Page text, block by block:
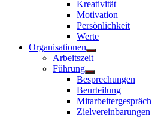
anzeigen
Kreativität
Motivation
Persönlichkeit
Werte
Organisationen
Untermenü
anzeigen
Arbeitszeit
Führung
Untermenü
anzeigen
Besprechungen
Beurteilung
Mitarbeitergespräch
Zielvereinbarungen